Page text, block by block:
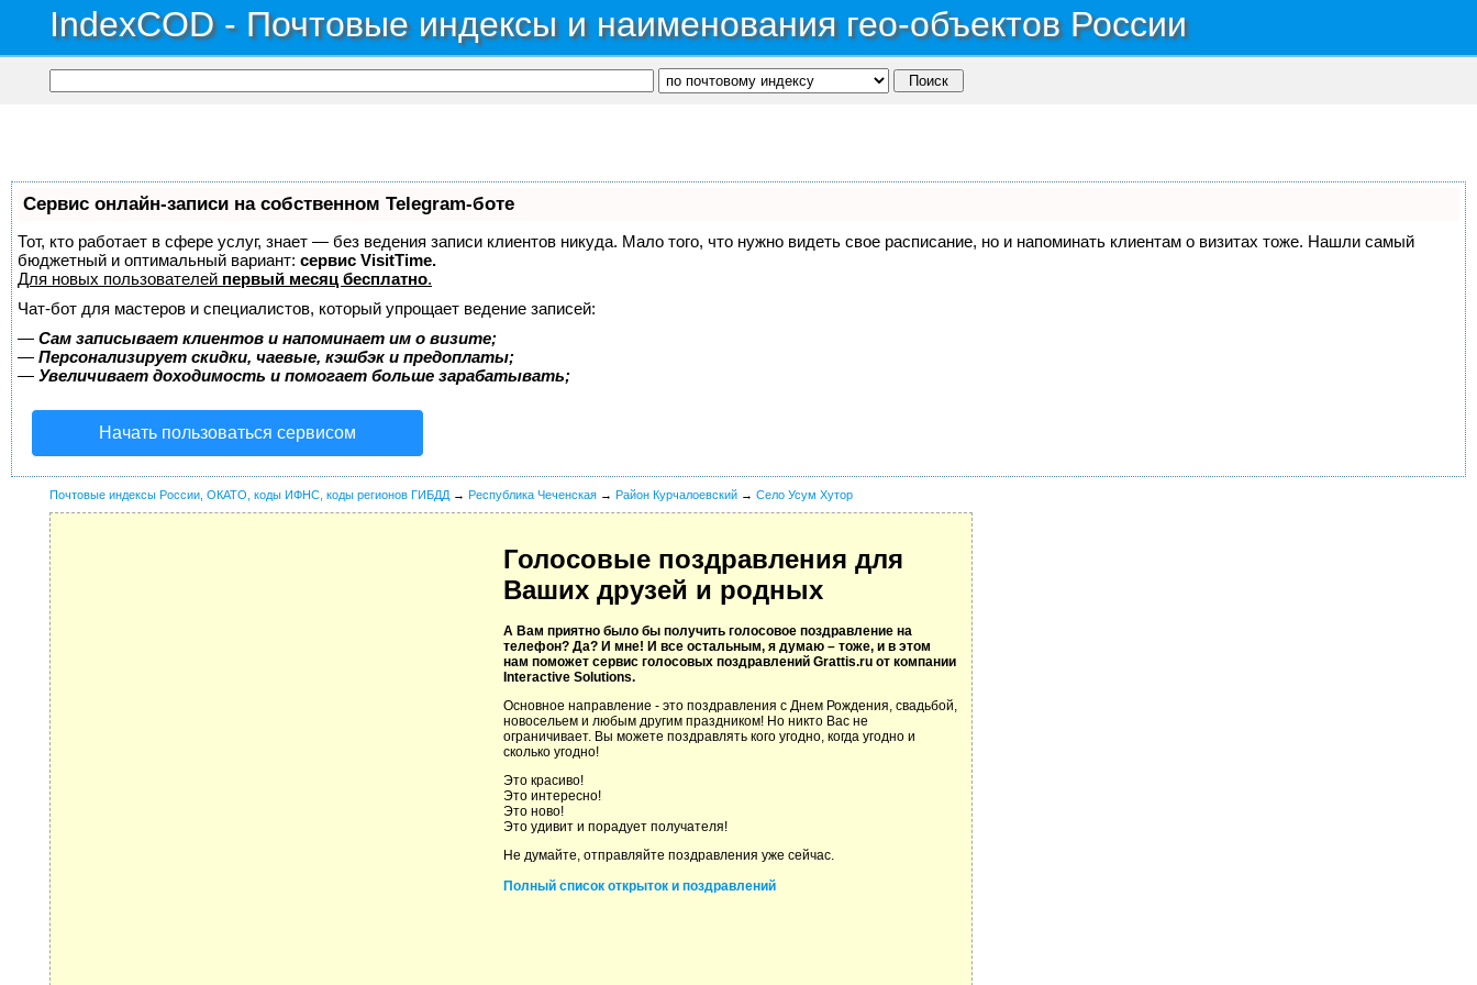
IndexCOD - Почтовые индексы и наименования гео-объектов России
Сервис онлайн-записи на собственном Telegram-боте
Тот, кто работает в сфере услуг, знает — без ведения записи клиентов никуда. Мало того, что нужно видеть свое расписание, но и напоминать клиентам о визитах тоже. Нашли самый
бюджетный и оптимальный вариант: сервис VisitTime.
Для новых пользователей первый месяц бесплатно.
Чат-бот для мастеров и специалистов, который упрощает ведение записей:
— Сам записывает клиентов и напоминает им о визите;
— Персонализирует скидки, чаевые, кэшбэк и предоплаты;
— Увеличивает доходимость и помогает больше зарабатывать;
Начать пользоваться сервисом
Почтовые индексы России, ОКАТО, коды ИФНС, коды регионов ГИБДД → Республика Чеченская → Район Курчалоевский → Село Усум Хутор
Голосовые поздравления для
Ваших друзей и родных
А Вам приятно было бы получить голосовое поздравление на
телефон? Да? И мне! И все остальным, я думаю – тоже, и в этом
нам поможет сервис голосовых поздравлений Grattis.ru от компании
Interactive Solutions.
Основное направление - это поздравления с Днем Рождения, свадьбой,
новосельем и любым другим праздником! Но никто Вас не
ограничивает. Вы можете поздравлять кого угодно, когда угодно и
сколько угодно!
Это красиво!
Это интересно!
Это ново!
Это удивит и порадует получателя!
Не думайте, отправляйте поздравления уже сейчас.
Полный список открыток и поздравлений